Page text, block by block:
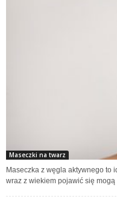
Maseczki na twarz
Maseczka z węgla aktywnego to
wraz z wiekiem pojawić się mogą